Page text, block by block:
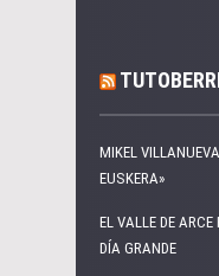
MIKEL
EUSKERA»
EL VALLE DE
DÍA GRANDE